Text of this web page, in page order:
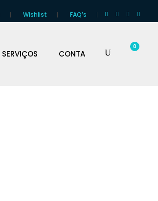
Wishlist FAQ’s
SERVIÇOS CONTA
0